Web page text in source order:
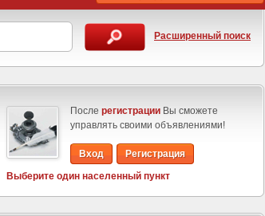
Расширенный поиск
После регистрации Вы сможете
управлять своими объявлениями!
Вход
Регистрация
Выберите один населенный пункт